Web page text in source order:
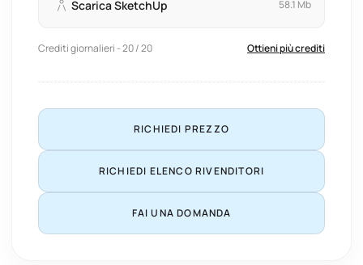
Scarica SketchUp 58.1 Mb
Crediti giornalieri - 20 / 20 Ottieni più crediti
RICHIEDI PREZZO
RICHIEDI ELENCO RIVENDITORI
FAI UNA DOMANDA